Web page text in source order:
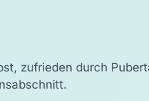
zufrieden durch